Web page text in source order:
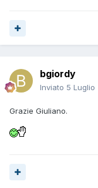
bgiordy
Inviato 5 Luglio
Grazie Giuliano.